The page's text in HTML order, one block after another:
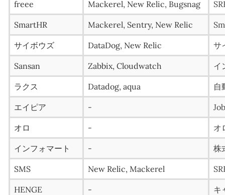
freee Mackerel, New Relic, Bugsnag
SmartHR Mackerel, Sentry, New Relic
サイボウズ DataDog, New Relic サ
Sansan Zabbix, Cloudwatch イ
ラクス Datadog, aqua 自
エイピア -
オロ - オ
インフォマート - 株
SMS New Relic, Mackerel
HENGE - キ